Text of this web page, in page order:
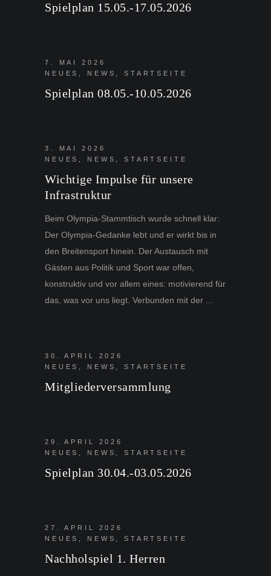
Spielplan 15.05.-17.05.2026
7. MAI 2026
NEUES
NEWS ,STARTSEITE
Spielplan 08.05.-10.05.2026
3. MAI 2026
NEUES
NEWS ,STARTSEITE
Wichtige Impulse für unsere
Infrastruktur
Beim Olympia-Stammtisch wurde schnell klar:
Der Olympia-Gedanke lebt und er wirkt bis in
den Breitensport hinein. Der Austausch mit
Gästen aus Politik und Sport war offen,
konstruktiv und vor allem eines: motivierend für
das, was vor uns liegt. Verbunden mit der
30. APRIL 2026
NEUES
NEWS ,STARTSEITE
Mitgliederversammlung
29. APRIL 2026
NEUES
NEWS ,STARTSEITE
Spielplan 30.04.-03.05.2026
27. APRIL 2026
NEUES
NEWS ,STARTSEITE
Nachholspiel 1. Herren